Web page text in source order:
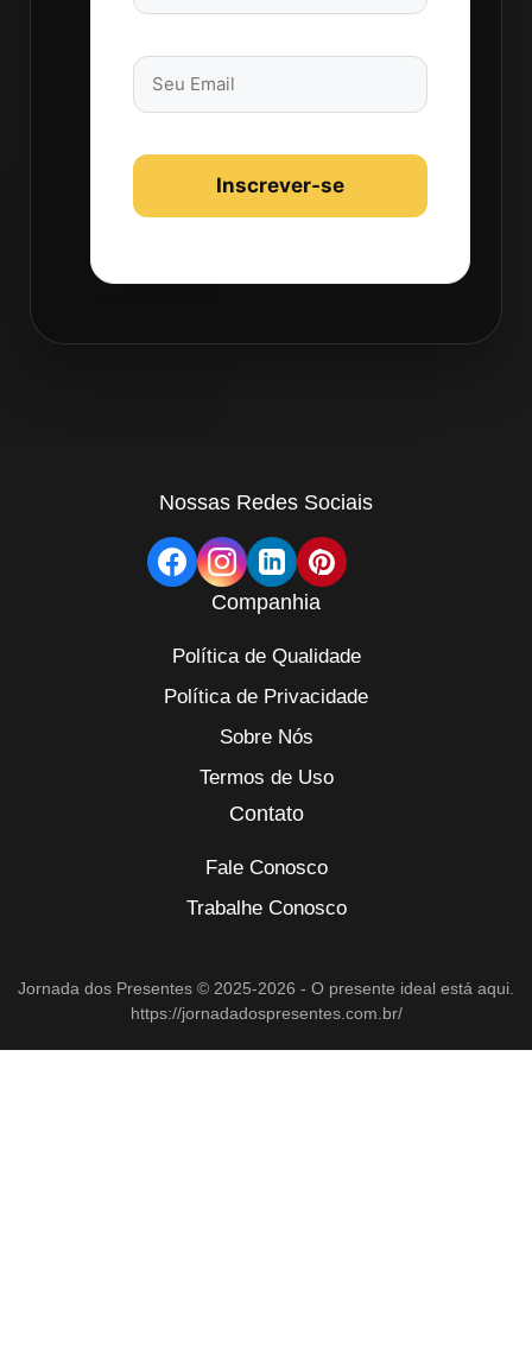
Nossas Redes Sociais
Companhia
Política de Qualidade
Política de Privacidade
Sobre Nós
Termos de Uso
Contato
Fale Conosco
Trabalhe Conosco
Jornada dos Presentes © 2025-2026 - O presente ideal está aqui.
https://jornadadospresentes.com.br/